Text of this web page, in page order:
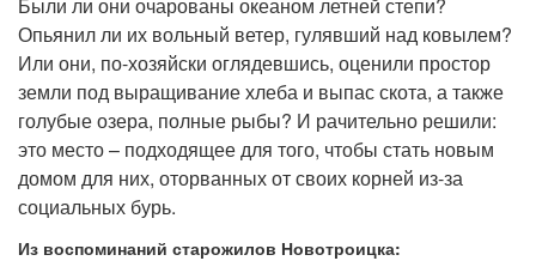
Опьянил ли их вольный ветер, гулявший над ковылем?
Или они, по-хозяйски оглядевшись, оценили простор
земли под выращивание хлеба и выпас скота, а также
голубые озера, полные рыбы? И рачительно решили:
это место – подходящее для того, чтобы стать новым
домом для них, оторванных от своих корней из-за
социальных бурь.
Из воспоминаний старожилов Новотроицка: